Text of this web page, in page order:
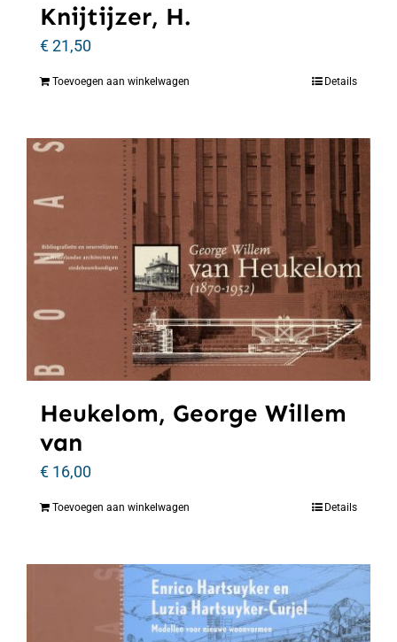
Knijtijzer, H.
€21,50
Toevoegen aan winkelwagen Details
Heukelom, George Willem
van
€ 16,00
Toevoegen aan winkelwagen Details